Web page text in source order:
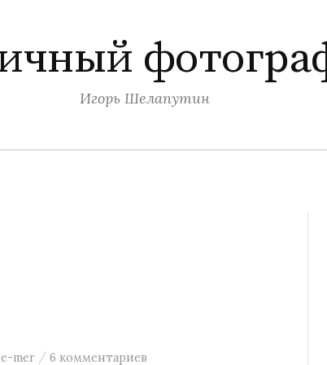
Игорь Шелапутин
mer / 6 комментариев